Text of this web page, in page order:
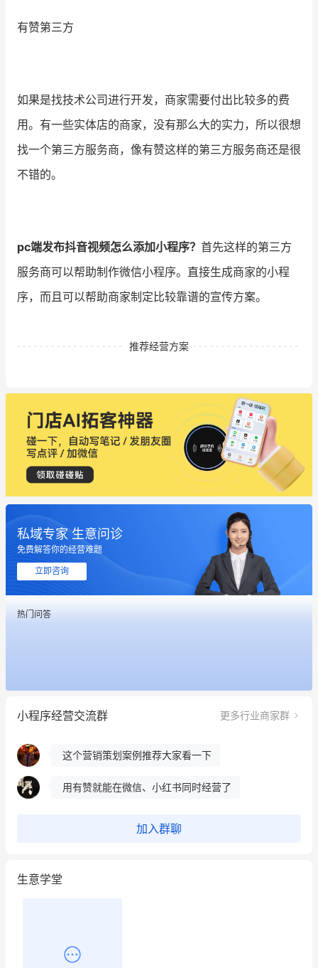
有赞第三方
如果是找技术公司进行开发，商家需要付出比较多的费
用。有一些实体店的商家，没有那么大的实力，所以很想
找一个第三方服务商，像有赞这样的第三方服务商还是很
不错的。
pc端发布抖音视频怎么添加小程序？ 首先这样的第三方
服务商可以帮助制作微信小程序。直接生成商家的小程
序，而且可以帮助商家制定比较靠谱的宣传方案。
推荐经营方案
私域专家 生意问诊
免费解答你的经营难题
立即咨询
热门问答
小程序经营交流群 更多行业商家群
这个营销策划案例推荐大家看一下
昨晚的直播课程太好啦❤️
冰墩墩货源充足需要的联系我
这个营销策划案例推荐大家看一下
用有赞就能在微信、小红书同时经营了
加入群聊
生意学堂